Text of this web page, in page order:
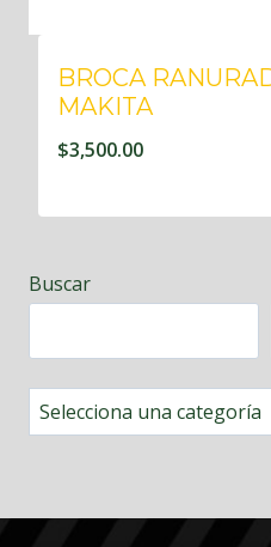
BROCA
MAKITA
$3,500.00
Buscar
Selecciona
una